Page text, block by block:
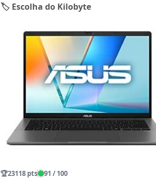
🏷️ Escolha do Kilobyte
🏆23118 pts 91 / 100